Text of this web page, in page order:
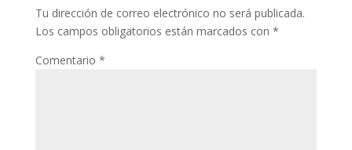
Tu dirección de correo electrónico no será publicada.
Los campos obligatorios están marcados con *
Comentario *